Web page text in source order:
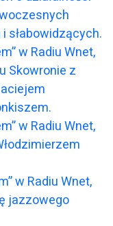
słabowidzących.
w Radiu Wnet,
Skowronie z
w Radiu Wnet,
w Radiu Wnet,
jazzowego